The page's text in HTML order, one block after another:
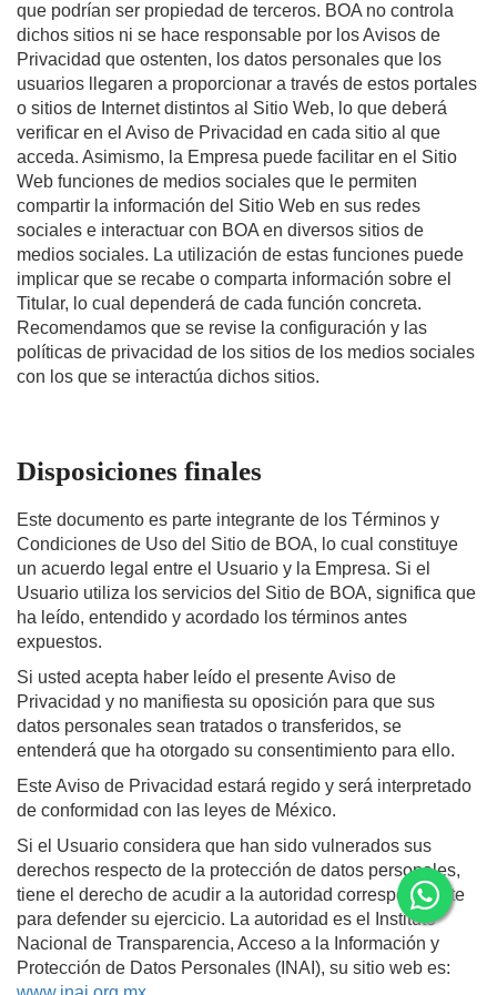
que podrían ser propiedad de terceros. BOA no controla
dichos sitios ni se hace responsable por los Avisos de
Privacidad que ostenten, los datos personales que los
usuarios llegaren a proporcionar a través de estos portales
o sitios de Internet distintos al Sitio Web, lo que deberá
verificar en el Aviso de Privacidad en cada sitio al que
acceda. Asimismo, la Empresa puede facilitar en el Sitio
Web funciones de medios sociales que le permiten
compartir la información del Sitio Web en sus redes
sociales e interactuar con BOA en diversos sitios de
medios sociales. La utilización de estas funciones puede
implicar que se recabe o comparta información sobre el
Titular, lo cual dependerá de cada función concreta.
Recomendamos que se revise la configuración y las
políticas de privacidad de los sitios de los medios sociales
con los que se interactúa dichos sitios.
Disposiciones finales
Este documento es parte integrante de los Términos y
Condiciones de Uso del Sitio de BOA, lo cual constituye
un acuerdo legal entre el Usuario y la Empresa. Si el
Usuario utiliza los servicios del Sitio de BOA, significa que
ha leído, entendido y acordado los términos antes
expuestos.
Si usted acepta haber leído el presente Aviso de
Privacidad y no manifiesta su oposición para que sus
datos personales sean tratados o transferidos, se
entenderá que ha otorgado su consentimiento para ello.
Este Aviso de Privacidad estará regido y será interpretado
de conformidad con las leyes de México.
Si el Usuario considera que han sido vulnerados sus
derechos respecto de la protección de datos personales,
tiene el derecho de acudir a la autoridad correspondiente
para defender su ejercicio. La autoridad es el Instituto
Nacional de Transparencia, Acceso a la Información y
Protección de Datos Personales (INAI), su sitio web es: